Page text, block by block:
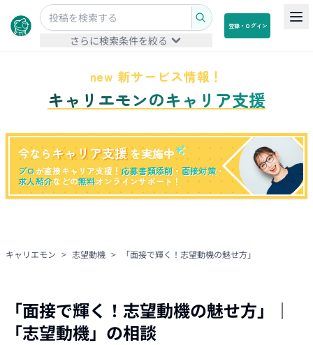
さらに検索条件を絞る
登録・ログイン
new 新サービス情報！
キャリエモンのキャリア支援
今なら キャリア支援 を実施中
プロが直接キャリア支援！応募書類添削 ・ 面接対策・
求人紹介などの無料オンラインサポート！
キャリエモン > 志望動機 > 「面接で輝く！志望動機の魅せ方」
「面接で輝く！志望動機の魅せ方」
｜
「志望動機」の相談